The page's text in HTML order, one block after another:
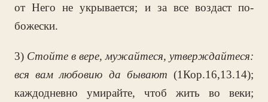
от Него не укрывается; и за все воздаст по-
божески.
3) Стойте в вере, мужайтеся, утверждайтеся:
вся вам любовию да бывают (1Кор.16,13.14);
каждодневно умирайте, чтоб жить во веки;